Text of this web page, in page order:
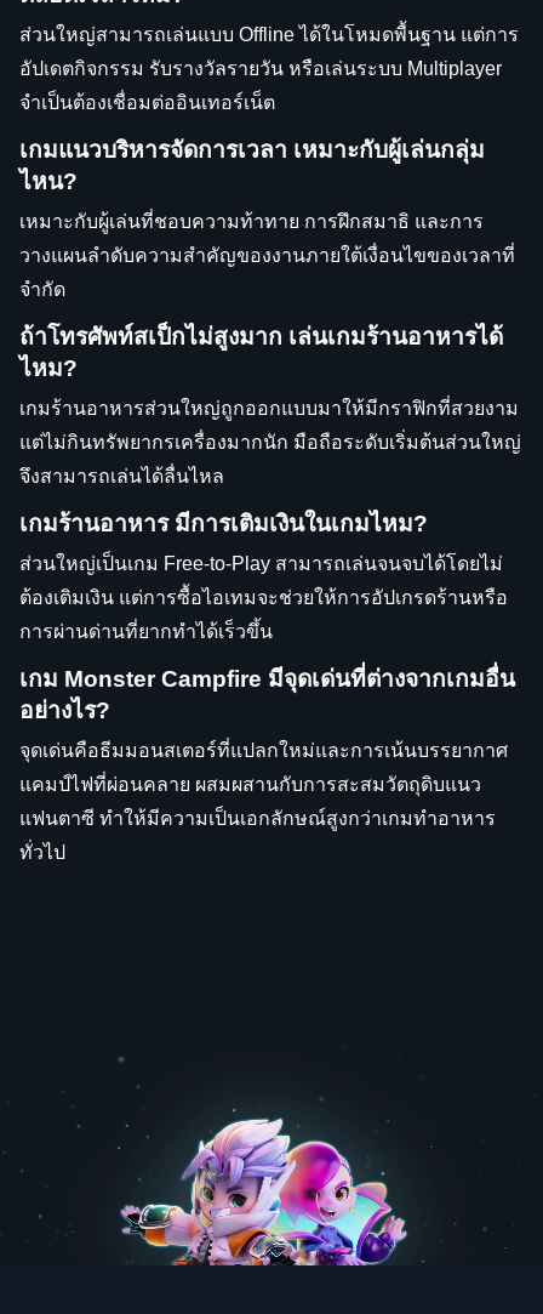
ส่วนใหญ่สามารถเล่นแบบ Offline ได้ในโหมดพื้นฐาน แต่การ
อัปเดตกิจกรรม รับรางวัลรายวัน หรือเล่นระบบ Multiplayer
จำเป็นต้องเชื่อมต่ออินเทอร์เน็ต
เกมแนวบริหารจัดการเวลา เหมาะกับผู้เล่นกลุ่ม
ไหน?
เหมาะกับผู้เล่นที่ชอบความท้าทาย การฝึกสมาธิ และการ
วางแผนลำดับความสำคัญของงานภายใต้เงื่อนไขของเวลาที่
จำกัด
ถ้าโทรศัพท์สเป็กไม่สูงมาก เล่นเกมร้านอาหารได้
ไหม?
เกมร้านอาหารส่วนใหญ่ถูกออกแบบมาให้มีกราฟิกที่สวยงาม
แต่ไม่กินทรัพยากรเครื่องมากนัก มือถือระดับเริ่มต้นส่วนใหญ่
จึงสามารถเล่นได้ลื่นไหล
เกมร้านอาหาร มีการเติมเงินในเกมไหม?
ส่วนใหญ่เป็นเกม Free-to-Play สามารถเล่นจนจบได้โดยไม่
ต้องเติมเงิน แต่การซื้อไอเทมจะช่วยให้การอัปเกรดร้านหรือ
การผ่านด่านที่ยากทำได้เร็วขึ้น
เกม Monster Campfire มีจุดเด่นที่ต่างจากเกมอื่น
อย่างไร?
จุดเด่นคือธีมมอนสเตอร์ที่แปลกใหม่และการเน้นบรรยากาศ
แคมป์ไฟที่ผ่อนคลาย ผสมผสานกับการสะสมวัตถุดิบแนว
แฟนตาซี ทำให้มีความเป็นเอกลักษณ์สูงกว่าเกมทำอาหาร
ทั่วไป